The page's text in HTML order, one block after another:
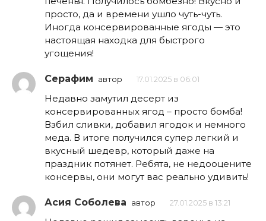
просто, да и времени ушло чуть-чуть.
Иногда консервированные ягоды — это
настоящая находка для быстрого
угощения!
Серафим автор 17.01.2025 в 06:01
Недавно замутил десерт из
консервированных ягод – просто бомба!
Взбил сливки, добавил ягодок и немного
меда. В итоге получился супер легкий и
вкусный шедевр, который даже на
праздник потянет. Ребята, не недооцените
консервы, они могут вас реально удивить!
Асия Соболева автор 27.01.2025 в 13:21